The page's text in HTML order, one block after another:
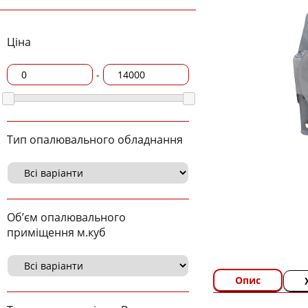
Ціна
-
Тип опалювального обладнання
Об’єм опалювального
приміщення м.куб
Опис